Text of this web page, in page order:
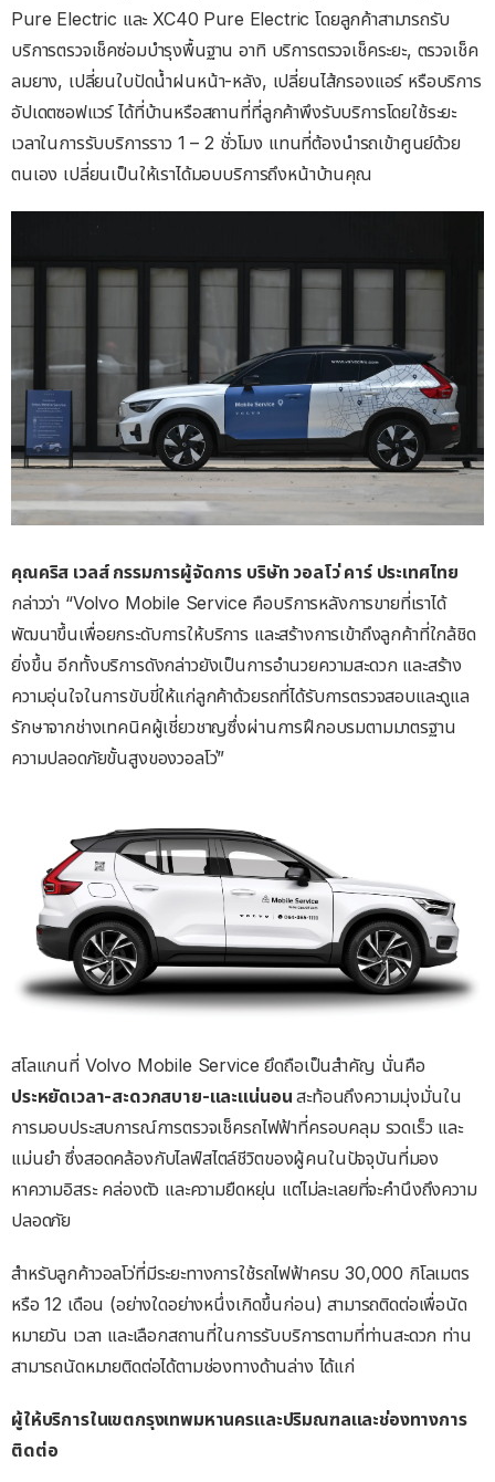
Pure Electric และ XC40 Pure Electric โดยลูกค้าสามารถรับ
บริการตรวจเช็คซ่อมบำรุงพื้นฐาน อาทิ บริการตรวจเช็คระยะ, ตรวจเช็ค
ลมยาง, เปลี่ยนใบปัดน้ำฝนหน้า-หลัง, เปลี่ยนไส้กรองแอร์ หรือบริการ
อัปเดตซอฟแวร์ ได้ที่บ้านหรือสถานที่ที่ลูกค้าพึงรับบริการโดยใช้ระยะ
เวลาในการรับบริการราว 1 – 2 ชั่วโมง แทนที่ต้องนำรถเข้าศูนย์ด้วย
ตนเอง เปลี่ยนเป็นให้เราได้มอบบริการถึงหน้าบ้านคุณ
คุณคริส เวลส์ กรรมการผู้จัดการ บริษัท วอลโว่ คาร์ ประเทศไทย
กล่าวว่า “Volvo Mobile Service คือบริการหลังการขายที่เราได้
พัฒนาขึ้นเพื่อยกระดับการให้บริการ และสร้างการเข้าถึงลูกค้าที่ใกล้ชิด
ยิ่งขึ้น อีกทั้งบริการดังกล่าวยังเป็นการอำนวยความสะดวก และสร้าง
ความอุ่นใจในการขับขี่ให้แก่ลูกค้าด้วยรถที่ได้รับการตรวจสอบและดูแล
รักษาจากช่างเทคนิคผู้เชี่ยวชาญซึ่งผ่านการฝึกอบรมตามมาตรฐาน
ความปลอดภัยขั้นสูงของวอลโว่”
สโลแกนที่ Volvo Mobile Service ยึดถือเป็นสำคัญ นั่นคือ
ประหยัดเวลา-สะดวกสบาย-และแน่นอนสะท้อนถึงความมุ่งมั่นใน
การมอบประสบการณ์การตรวจเช็ครถไฟฟ้าที่ครอบคลุม รวดเร็ว และ
แม่นยำ ซึ่งสอดคล้องกับไลฟ์สไตล์ชีวิตของผู้คนในปัจจุบันที่มอง
หาความอิสระ คล่องตัว และความยืดหยุ่น แต่ไม่ละเลยที่จะคำนึงถึงความ
ปลอดภัย
สำหรับลูกค้าวอลโว่ที่มีระยะทางการใช้รถไฟฟ้าครบ 30,000 กิโลเมตร
หรือ 12 เดือน (อย่างใดอย่างหนึ่งเกิดขึ้นก่อน) สามารถติดต่อเพื่อนัด
หมายวัน เวลา และเลือกสถานที่ในการรับบริการตามที่ท่านสะดวก ท่าน
สามารถนัดหมายติดต่อได้ตามช่องทางด้านล่าง ได้แก่
ผู้ให้บริการในเขตกรุงเทพมหานครและปริมณฑลและช่องทางการ
ติดต่อ